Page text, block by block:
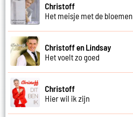
Christoff
Het meisje met de bloemen
Christoff en Lindsay
Het voelt zo goed
Christoff
Hier wil ik zijn